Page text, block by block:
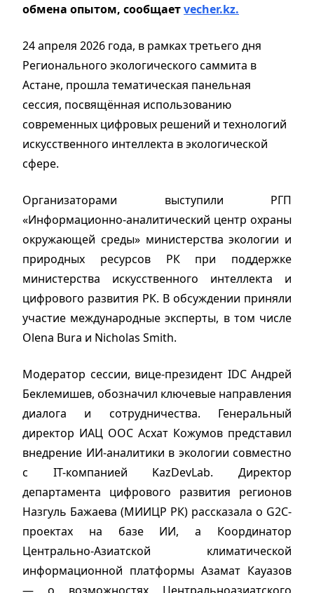
обмена опытом, сообщаетvecher.kz.
24 апреля 2026 года, в рамках третьего дня
Регионального экологического саммита в
Астане, прошла тематическая панельная
сессия, посвящённая использованию
современных цифровых решений и технологий
искусственного интеллекта в экологической
сфере.
Организаторами выступили РГП
«Информационно-аналитический центр охраны
окружающей среды» министерства экологии и
природных ресурсов РК при поддержке
министерства искусственного интеллекта и
цифрового развития РК. В обсуждении приняли
участие международные эксперты, в том числе
Olena Bura и Nicholas Smith.
Модератор сессии, вице-президент IDC Андрей
Беклемишев, обозначил ключевые направления
диалога и сотрудничества. Генеральный
директор ИАЦ ООС Асхат Кожумов представил
внедрение ИИ-аналитики в экологии совместно
с IT-компанией KazDevLab. Директор
департамента цифрового развития регионов
Назгуль Бажаева (МИИЦР РК) рассказала о G2C-
проектах на базе ИИ, а Координатор
Центрально-Азиатской климатической
информационной платформы Азамат Кауазов